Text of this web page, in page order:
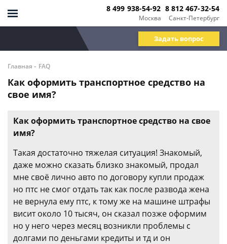
Москва
8 499 938-54-92
Санкт-Петербург
8 812 467-32-54
Задать вопрос
Главная - FAQ
Как оформить транспортное средство на
свое имя?
Как оформить транспортное средство на свое
имя?
Такая достаточно тяжелая ситуация! Знакомый,
даже можно сказать близко знакомый, продал
мне своё лично авто по договору купли продаж
но птс не смог отдать так как после развода жена
не вернула ему птс, к тому же на машине штрафы
висит около 10 тысяч, он сказал позже оформим
но у него через месяц возникли проблемы с
долгами по деньгами кредиты и тд и он